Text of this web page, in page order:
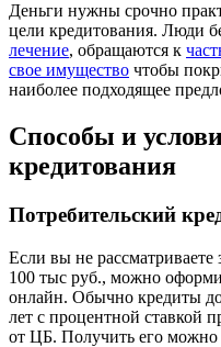
Деньги нужны срочно
цели кредитования. Люди
лечение, обращаются к
свое имущество чтобы
наиболее подходящее
Способы и
кредитования
Потребительский
Если вы не
100 тыс руб., можно
онлайн. Обычно кредиты
лет с процентной ставкой
от ЦБ. Получить его можно